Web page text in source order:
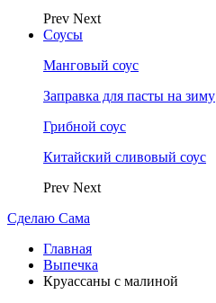
Prev Next
Соусы
Манговый соус
Заправка для пасты на зиму
Грибной соус
Китайский сливовый соус
Prev Next
Сделаю Сама
Главная
Выпечка
Круассаны с малиной